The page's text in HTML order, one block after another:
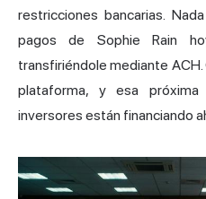
restricciones bancarias.
pagos de Sophie Rain
transfiriéndole mediante
plataforma, y esa
inversores están financiando